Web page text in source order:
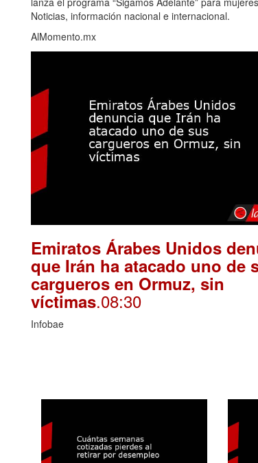
Noticias, información nacional e internacional.
AlMomento.mx
Emiratos Árabes Unidos
que Irán ha atacado uno de
cargueros en Ormuz, sin
víctimas.08:30
Infobae